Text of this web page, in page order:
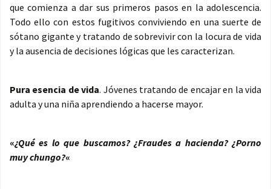
que comienza a dar sus primeros pasos en la adolescencia.
Todo ello con estos fugitivos conviviendo en una suerte de
sótano gigante y tratando de sobrevivir con la locura de vida
y la ausencia de decisiones lógicas que les caracterizan.
Pura esencia de vida. Jóvenes tratando de encajar en la vida
adulta y una niña aprendiendo a hacerse mayor.
«¿Qué es lo que buscamos? ¿Fraudes a hacienda? ¿Porno
muy chungo?«